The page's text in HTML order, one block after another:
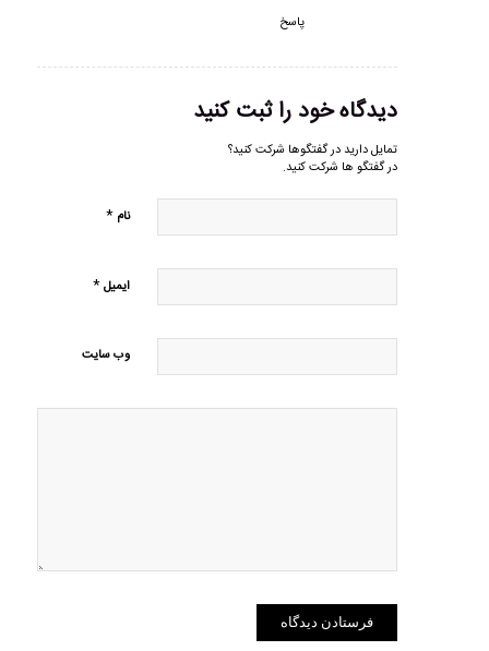
پاسخ
دیدگاه خود را ثبت کنید
تمایل دارید در گفتگوها شرکت کنید؟
در گفتگو ها شرکت کنید.
نام *
ایمیل*
وب‌ سایت